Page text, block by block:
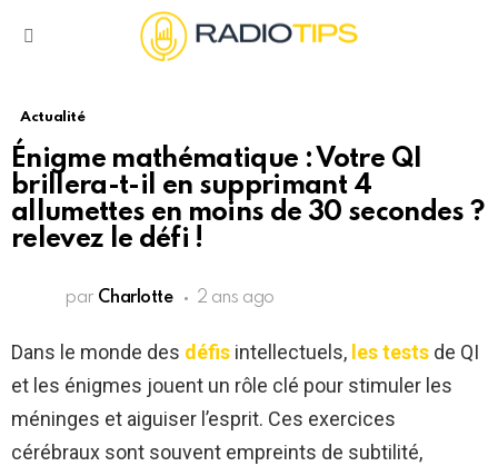
Actualité
Énigme mathématique : Votre QI
brillera-t-il en supprimant 4
allumettes en moins de 30 secondes ?
relevez le défi !
par Charlotte 2 ans ago
Dans le monde des défis intellectuels, les tests de QI
et les énigmes jouent un rôle clé pour stimuler les
méninges et aiguiser l’esprit. Ces exercices
cérébraux sont souvent empreints de subtilité,